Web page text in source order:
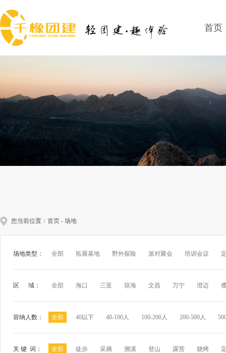
首页
您当前位置： 首页 - 场地
场地类型： 全部 拓展基地 野外探险 派对聚会 培训会议
区 域： 全部 海口 三亚 琼海 文昌 万宁 澄迈
容纳人数： 全部 40以下 40-100人 100-200人 200-500人
关 键 词： 全部 徒步 采摘 溯溪 登山 露营 烧烤